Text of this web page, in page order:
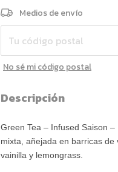
Entregas para el CP:
Medios de envío
No sé mi código postal
Descripción
Green Tea – Infused Saison
mixta, añejada en barricas
vainilla y lemongrass.